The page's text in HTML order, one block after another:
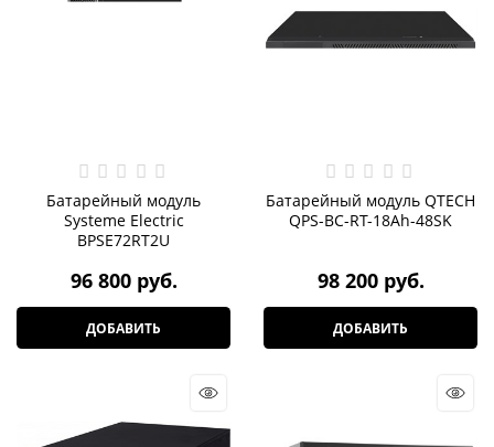
Батарейный модуль
Systeme Electric
BPSE72RT2U
96 800 руб.
ДОБАВИТЬ
Батарейный модуль QTECH
QPS-BC-RT-18Ah-48SK
98 200 руб.
ДОБАВИТЬ